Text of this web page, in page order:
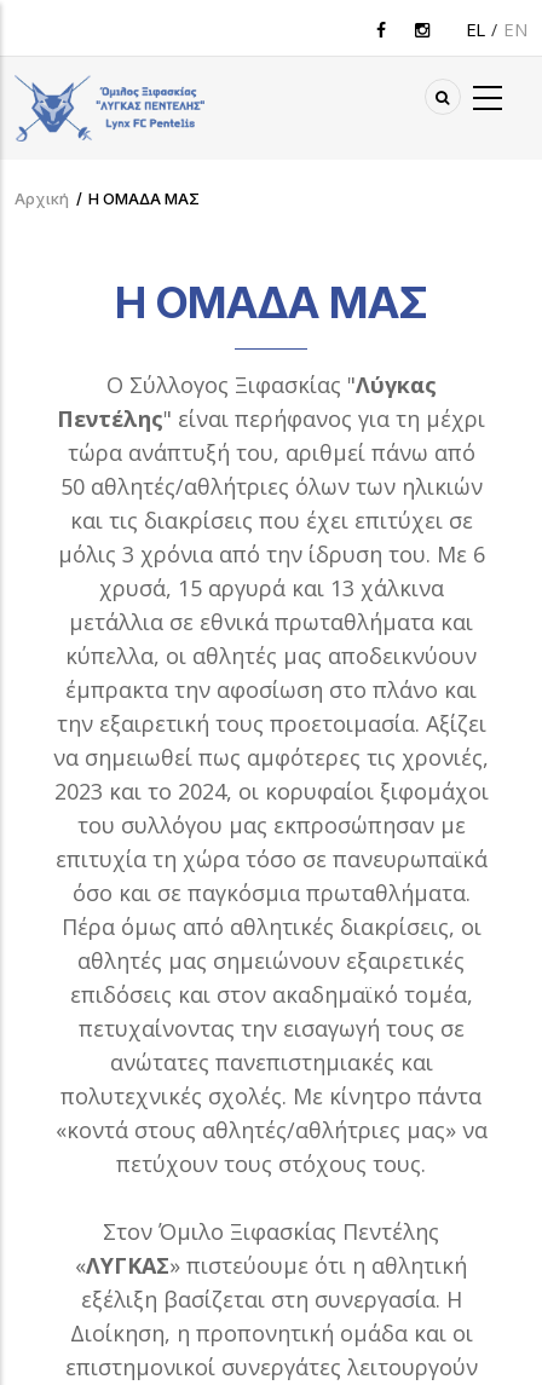
το
κυρίως
περιεχόμενο
EL EN
Breadcrumb
Αρχική / Η ΟΜΑΔΑ ΜΑΣ
Η ΟΜΑΔΑ ΜΑΣ
Ο Σύλλογος Ξιφασκίας "Λύγκας
Πεντέλης" είναι περήφανος για τη μέχρι
τώρα ανάπτυξή του, αριθμεί πάνω από
50 αθλητές/αθλήτριες όλων των ηλικιών
και τις διακρίσεις που έχει επιτύχει σε
μόλις 3 χρόνια από την ίδρυση του. Με 6
χρυσά, 15 αργυρά και 13 χάλκινα
μετάλλια σε εθνικά πρωταθλήματα και
κύπελλα, οι αθλητές μας αποδεικνύουν
έμπρακτα την αφοσίωση στο πλάνο και
την εξαιρετική τους προετοιμασία. Αξίζει
να σημειωθεί πως αμφότερες τις χρονιές,
2023 και το 2024, οι κορυφαίοι ξιφομάχοι
του συλλόγου μας εκπροσώπησαν με
επιτυχία τη χώρα τόσο σε πανευρωπαϊκά
όσο και σε παγκόσμια πρωταθλήματα.
Πέρα όμως από αθλητικές διακρίσεις, οι
αθλητές μας σημειώνουν εξαιρετικές
επιδόσεις και στον ακαδημαϊκό τομέα,
πετυχαίνοντας την εισαγωγή τους σε
ανώτατες πανεπιστημιακές και
πολυτεχνικές σχολές. Με κίνητρο πάντα
«κοντά στους αθλητές/αθλήτριες μας» να
πετύχουν τους στόχους τους.
Στον Όμιλο Ξιφασκίας Πεντέλης
«ΛΥΓΚΑΣ» πιστεύουμε ότι η αθλητική
εξέλιξη βασίζεται στη συνεργασία. Η
Διοίκηση, η προπονητική ομάδα και οι
επιστημονικοί συνεργάτες λειτουργούν